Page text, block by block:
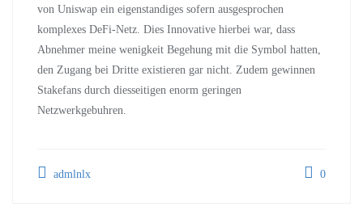
von Uniswap ein eigenstandiges sofern ausgesprochen
komplexes DeFi-Netz. Dies Innovative hierbei war, dass
Abnehmer meine wenigkeit Begehung mit die Symbol hatten,
den Zugang bei Dritte existieren gar nicht. Zudem gewinnen
Stakefans durch diesseitigen enorm geringen
Netzwerkgebuhren.
admlnlx 0